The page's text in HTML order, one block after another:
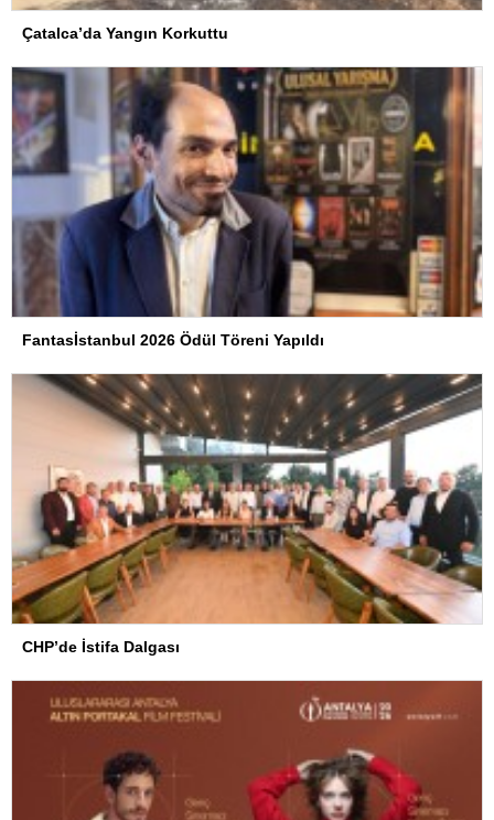
Çatalca’da Yangın Korkuttu
Fantasİstanbul 2026 Ödül Töreni Yapıldı
CHP’de İstifa Dalgası